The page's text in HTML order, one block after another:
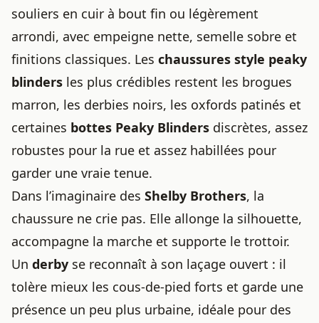
souliers en cuir à bout fin ou légèrement
arrondi, avec empeigne nette, semelle sobre et
finitions classiques. Les chaussures style peaky
blinders les plus crédibles restent les brogues
marron, les derbies noirs, les oxfords patinés et
certaines bottes Peaky Blinders discrètes, assez
robustes pour la rue et assez habillées pour
garder une vraie tenue.
Dans l’imaginaire des Shelby Brothers, la
chaussure ne crie pas. Elle allonge la silhouette,
accompagne la marche et supporte le trottoir.
Un derby se reconnaît à son laçage ouvert : il
tolère mieux les cous-de-pied forts et garde une
présence un peu plus urbaine, idéale pour des